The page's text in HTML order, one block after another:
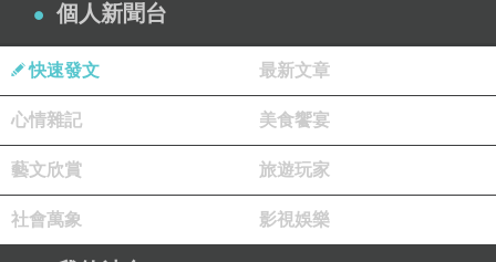
個人新聞台
快速發文 最新文章
心情雜記 美食饗宴
藝文欣賞 旅遊玩家
社會萬象 影視娛樂